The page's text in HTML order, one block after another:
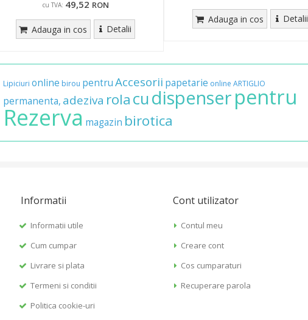
cu TVA: 49,52 RON
Adauga in cos Detalii
Adauga in cos Detalii
Lipiciuri online birou pentruAccesorii papetarie online ARTIGLIO
permanenta, adeziva rolacudispenserpentru
Rezerva magazin birotica
Informatii
Informatii utile
Cum cumpar
Livrare si plata
Termeni si conditii
Politica cookie-uri
Cont utilizator
Contul meu
Creare cont
Cos cumparaturi
Recuperare parola